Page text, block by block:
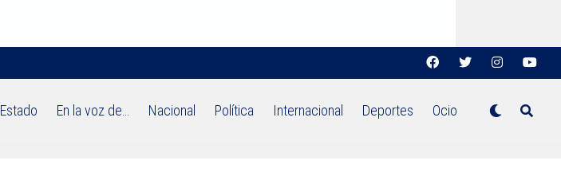
Estado En la voz de… Nacional Política Internacional Deportes Ocio